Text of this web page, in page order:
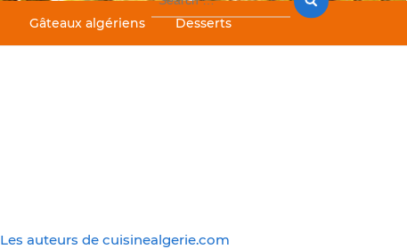
Gâteaux algériens Desserts
Les auteurs de cuisinealgerie.com